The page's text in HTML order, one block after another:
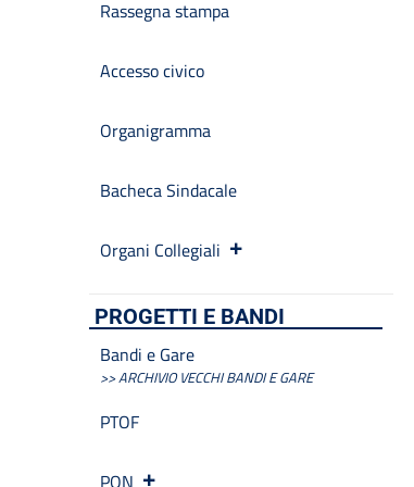
Rassegna stampa
Accesso civico
Organigramma
Bacheca Sindacale
Organi Collegiali
PROGETTI E BANDI
Bandi e Gare
>> ARCHIVIO VECCHI BANDI E GARE
PTOF
PON